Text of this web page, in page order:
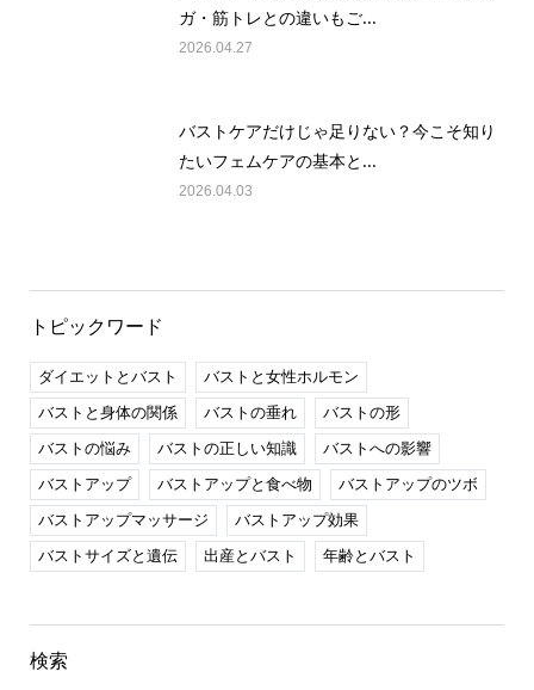
ガ・筋トレとの違いもご...
2026.04.27
バストケアだけじゃ足りない？今こそ知り
たいフェムケアの基本と...
2026.04.03
トピックワード
ダイエットとバスト
バストと女性ホルモン
バストと身体の関係
バストの垂れ
バストの形
バストの悩み
バストの正しい知識
バストへの影響
バストアップ
バストアップと食べ物
バストアップのツボ
バストアップマッサージ
バストアップ効果
バストサイズと遺伝
出産とバスト 年齢とバスト
検索